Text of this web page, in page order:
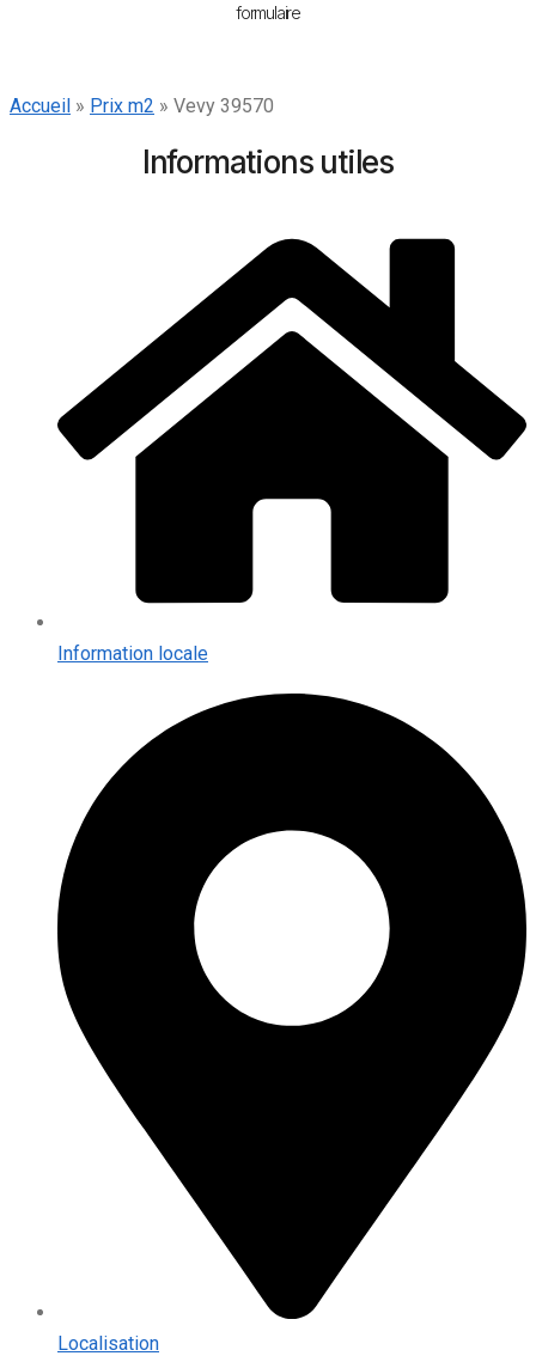
formulaire
Accueil » Prix m2 » Vevy 39570
Informations utiles
Information locale
Localisation